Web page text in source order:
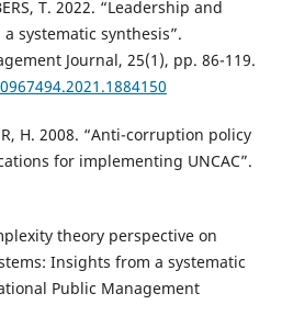
T. 2022. “Leadership and
systematic synthesis”.
Journal, 25(1), pp. 86-119.
H. 2008. “Anti-corruption policy
for implementing UNCAC”.
theory perspective on
Insights from a systematic
Public Management